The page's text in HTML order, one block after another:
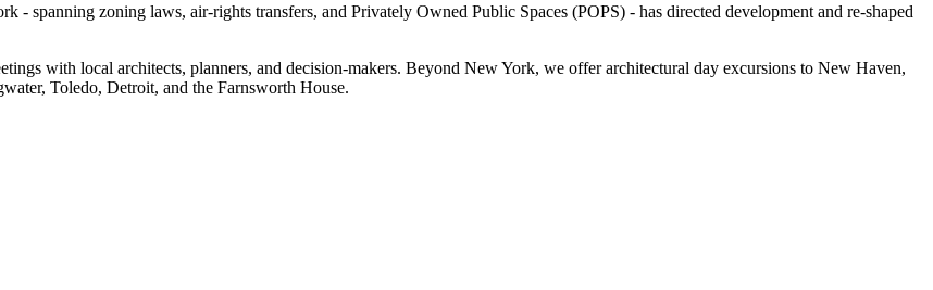
- spanning zoning laws, air-rights transfers, and Privately Owned Public Spaces (POPS) - has directed development and re-shaped
with local architects, planners, and decision-makers. Beyond New York, we offer architectural day excursions to New Haven,
Toledo, Detroit, and the Farnsworth House.